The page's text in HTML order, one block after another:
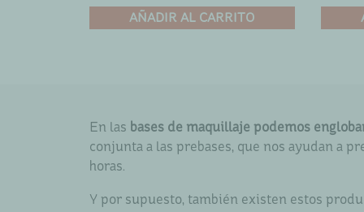
AÑADIR AL CARRITO
En las bases de maquillaje podemos
conjunta a las prebases, que nos ayudan a
horas.
Y por supuesto, también existen estos